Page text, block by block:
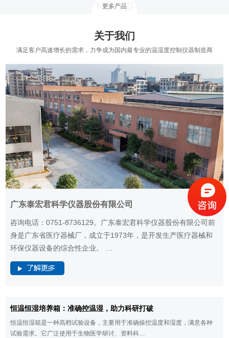
更多产品
关于我们
满足客户高速增长的需求，力争成为国内最专业的温湿度控制仪器制造商
广东泰宏君科学仪器股份有限公司
咨询电话：0751-8736129。广东泰宏君科学仪器股份有限公司前
身是广东省医疗器械厂，成立于1973年，是开发生产医疗器械和
环保仪器设备的综合性企业。 …
​恒温恒湿培养箱：准确控温湿，助力科研打破
恒温恒湿箱是一种高档试验设备，主要用于准确操控温度和湿度，满意各种
试验需求。它广泛使用于生物医学研讨、资料科…